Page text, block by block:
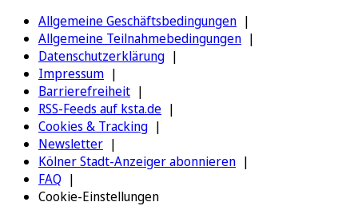
Allgemeine Geschäftsbedingungen
Allgemeine Teilnahmebedingungen
Datenschutzerklärung
Impressum
Barrierefreiheit
RSS-Feeds auf ksta.de
Cookies & Tracking
Newsletter
Kölner Stadt-Anzeiger abonnieren
FAQ
Cookie-Einstellungen